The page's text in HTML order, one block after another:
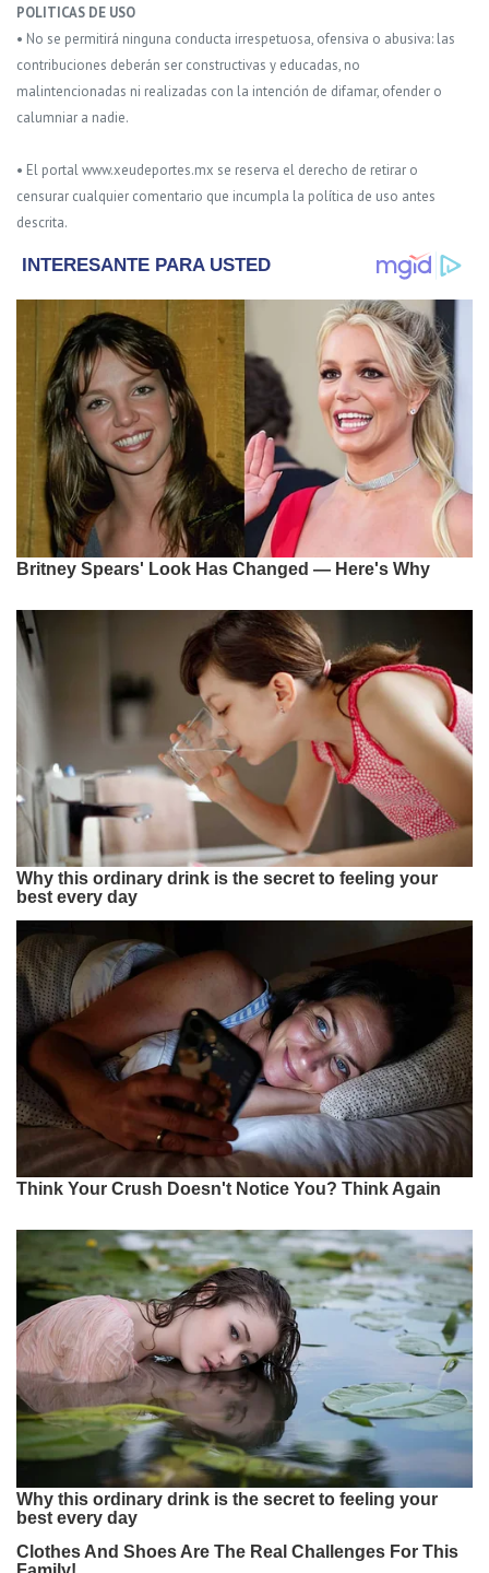
POLITICAS DE USO
• No se permitirá ninguna conducta irrespetuosa, ofensiva o abusiva: las
contribuciones deberán ser constructivas y educadas, no
malintencionadas ni realizadas con la intención de difamar, ofender o
calumniar a nadie.
• El portal www.xeudeportes.mx se reserva el derecho de retirar o
censurar cualquier comentario que incumpla la política de uso antes
descrita.